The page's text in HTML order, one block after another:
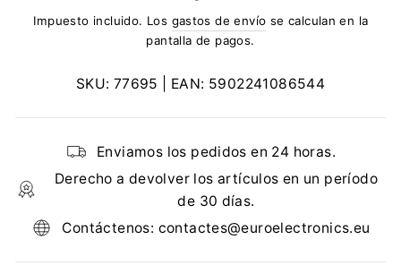
Impuesto incluido. Los gastos de envío se calculan en la
pantalla de pagos.
SKU: 77695 | EAN: 5902241086544
Enviamos los pedidos en 24 horas.
Derecho a devolver los artículos en un período
de 30 días.
Contáctenos: contactes@euroelectronics.eu